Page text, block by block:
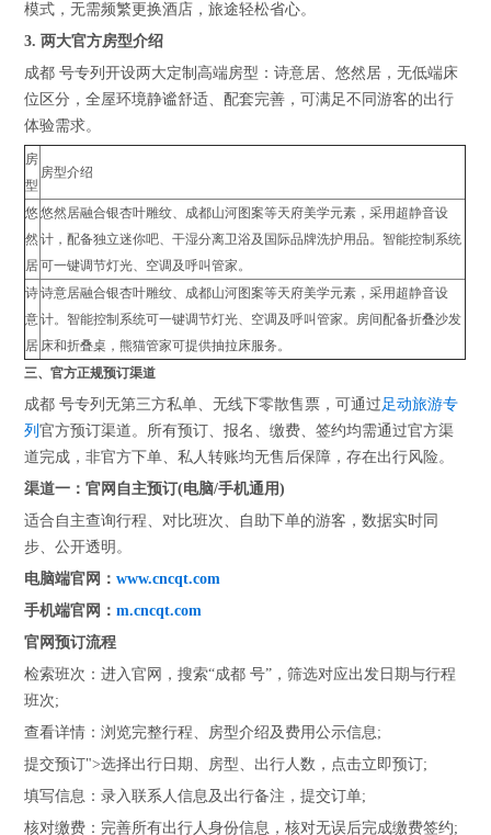
模式，无需频繁更换酒店，旅途轻松省心。
3. 两大官方房型介绍
成都 号专列开设两大定制高端房型：诗意居、悠然居，无低端床
位区分，全屋环境静谧舒适、配套完善，可满足不同游客的出行
体验需求。
房
型
房型介绍
悠
然
居
悠然居融合银杏叶雕纹、成都山河图案等天府美学元素，采用超静音设
计，配备独立迷你吧、干湿分离卫浴及国际品牌洗护用品。智能控制系统
可一键调节灯光、空调及呼叫管家。
诗
意
居
诗意居融合银杏叶雕纹、成都山河图案等天府美学元素，采用超静音设
计。智能控制系统可一键调节灯光、空调及呼叫管家。房间配备折叠沙发
床和折叠桌，熊猫管家可提供抽拉床服务。
三、官方正规预订渠道
成都 号专列无第三方私单、无线下零散售票，可通过足动旅游专
列官方预订渠道。所有预订、报名、缴费、签约均需通过官方渠
道完成，非官方下单、私人转账均无售后保障，存在出行风险。
渠道一：官网自主预订(电脑/手机通用)
适合自主查询行程、对比班次、自助下单的游客，数据实时同
步、公开透明。
电脑端官网：www.cncqt.com
手机端官网：m.cncqt.com
官网预订流程
检索班次：进入官网，搜索“成都 号”，筛选对应出发日期与行程
班次;
查看详情：浏览完整行程、房型介绍及费用公示信息;
提交预订">选择出行日期、房型、出行人数，点击立即预订;
填写信息：录入联系人信息及出行备注，提交订单;
核对缴费：完善所有出行人身份信息，核对无误后完成缴费签约;